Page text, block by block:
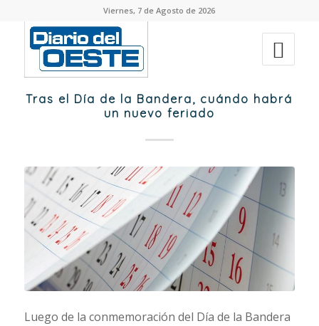
Viernes, 7 de Agosto de 2026
Tras el Día de la Bandera, cuándo habrá
un nuevo feriado
Luego de la conmemoración del Día de la Bandera